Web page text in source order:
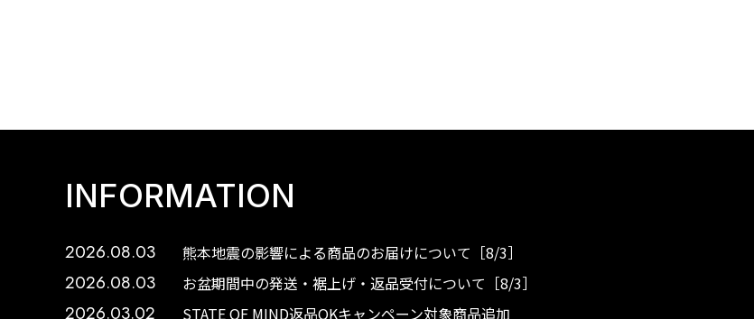
INFORMATION
2026.08.03 熊本地震の影響による商品のお届けについて［8/3］
2026.08.03 お盆期間中の発送・裾上げ・返品受付について［8/3］
2026.03.02 STATE OF MIND返品OKキャンペーン対象商品追加